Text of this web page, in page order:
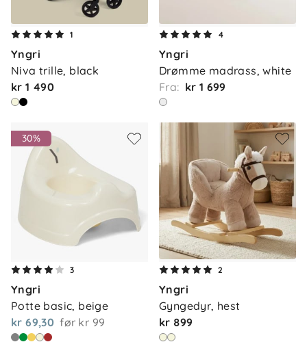
1
Yngri
Niva trille, black
kr 1 490
4
Yngri
Drømme madrass, white
Fra: kr 1 699
30%
3
Yngri
Potte basic, beige
kr 69,30 før kr 99
2
Yngri
Gyngedyr, hest
kr 899